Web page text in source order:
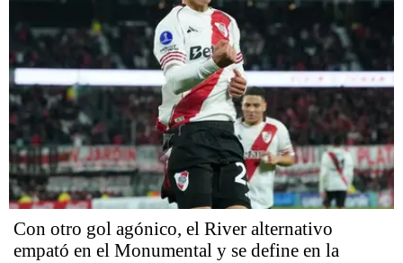
Con otro gol agónico, el River alternativo
empató en el Monumental y se define en la